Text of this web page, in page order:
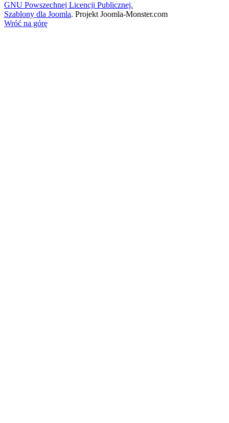
GNU Powszechnej Licencji Publicznej.
Szablony dla Joomla. Projekt Joomla-Monster.com
Wróć na górę